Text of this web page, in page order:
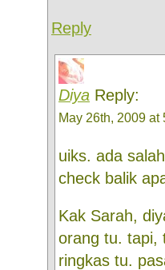
Reply
Diya Reply:
May 26th, 2009 at
uiks. ada
check balik
Kak Sarah,
orang tu. tapi,
ringkas tu.